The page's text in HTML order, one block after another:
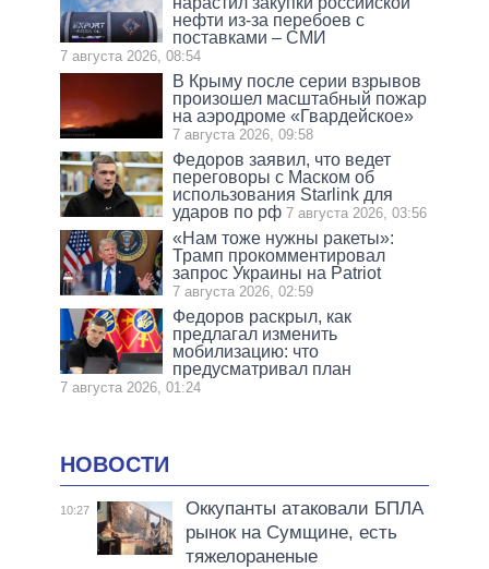
нефти из-за перебоев с
поставками – СМИ
7 августа 2026, 08:54
В Крыму после серии взрывов
произошел масштабный пожар
на аэродроме «Гвардейское»
7 августа 2026, 09:58
Федоров заявил, что ведет
переговоры с Маском об
использования Starlink для
ударов по рф 7 августа 2026, 03:56
«Нам тоже нужны ракеты»:
Трамп прокомментировал
запрос Украины на Patriot
7 августа 2026, 02:59
Федоров раскрыл, как
предлагал изменить
мобилизацию: что
предусматривал план
7 августа 2026, 01:24
НОВОСТИ
10:27
Оккупанты атаковали БПЛА
рынок на Сумщине, есть
тяжелораненые